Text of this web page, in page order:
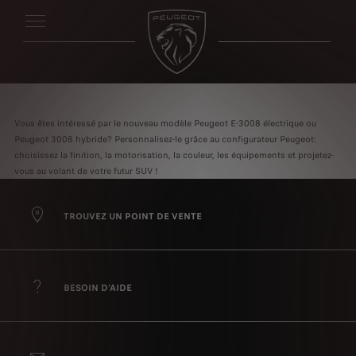
Vous êtes intéressé par le nouveau modèle Peugeot E-3008 électrique ou
Peugeot 3008 hybride? Personnalisez-le grâce au configurateur Peugeot:
choisissez la finition, la motorisation, la couleur, les équipements et projetez-
vous au volant de votre futur SUV !
TROUVEZ UN POINT DE VENTE
BESOIN D'AIDE